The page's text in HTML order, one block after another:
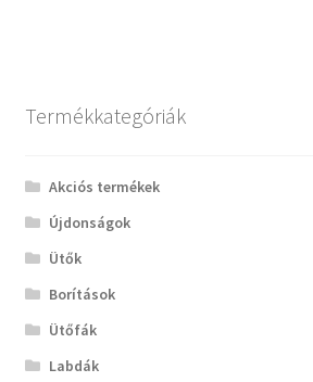
Termékkategóriák
Akciós termékek
Újdonságok
Ütők
Borítások
Ütőfák
Labdák